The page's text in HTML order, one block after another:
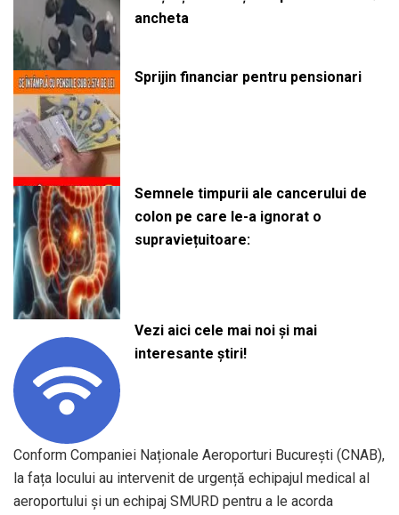
ancheta
Sprijin financiar pentru pensionari
Semnele timpurii ale cancerului de
colon pe care le-a ignorat o
supraviețuitoare:
Vezi aici cele mai noi și mai
interesante știri!
Conform Companiei Naționale Aeroporturi București (CNAB),
la fața locului au intervenit de urgență echipajul medical al
aeroportului și un echipaj SMURD pentru a le acorda